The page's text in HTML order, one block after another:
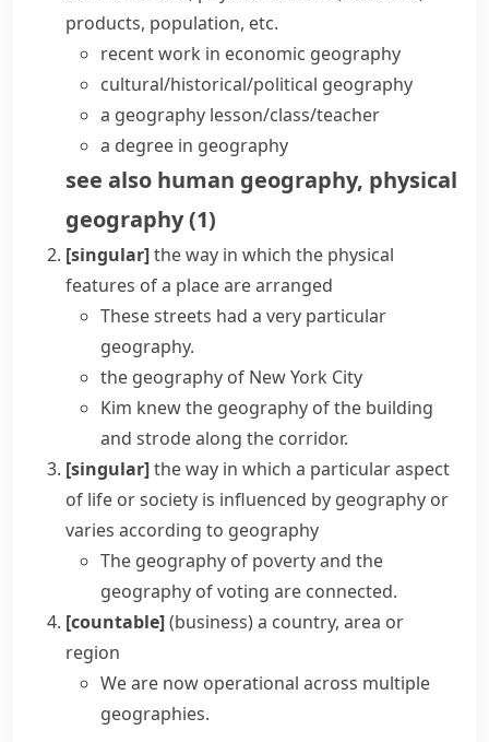
products, population, etc.
recent work in economic geography
cultural/historical/political geography
a geography lesson/class/teacher
a degree in geography
see also human geography, physical
geography(1)
[singular]the way in which the physical
features of a place are arranged
These streets had a very particular
geography.
the geography of New York City
Kim knew the geography of the building
and strode along the corridor.
[singular]the way in which a particular aspect
of life or society is influenced by geography or
varies according to geography
The geography of poverty and the
geography of voting are connected.
[countable](business)a country, area or
region
We are now operational across multiple
geographies.